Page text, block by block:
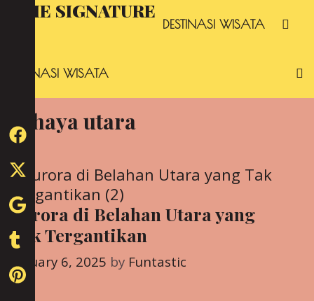
THE SIGNATURE
DESTINASI WISATA
DESTINASI WISATA
cahaya utara
Aurora di Belahan Utara yang
Tak Tergantikan
January 6, 2025 by Funtastic